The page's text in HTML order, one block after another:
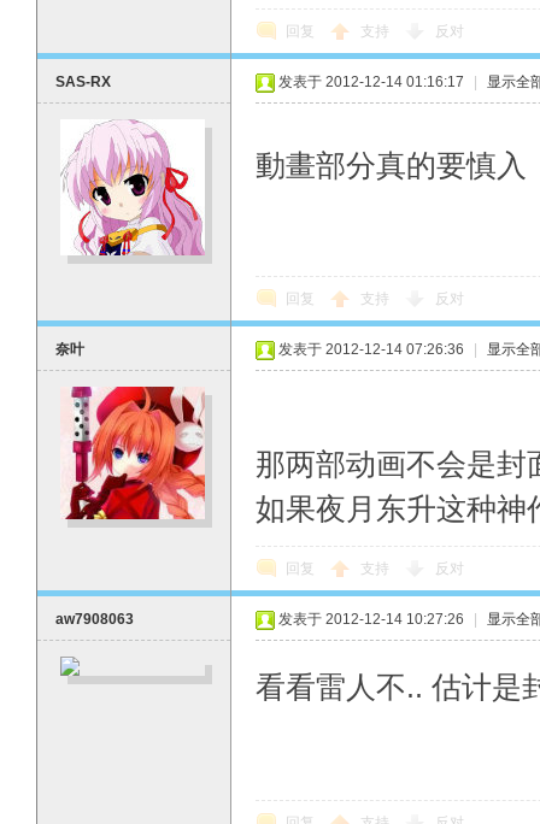
回复 支持 反对
SAS-RX 发表于 2012-12-14 01:16:17 显示全
動畫部分真的要慎入
回复 支持 反对
奈叶 发表于 2012-12-14 07:26:36 显示全
那两部动画不会是封
如果夜月东升这种神
回复 支持 反对
aw7908063 发表于 2012-12-14 10:27:26 显示全
看看雷人不.. 估计是